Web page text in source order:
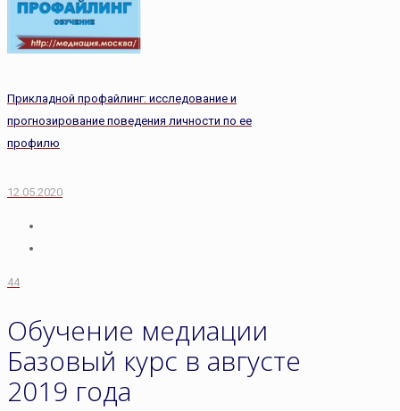
Прикладной профайлинг: исследование и
прогнозирование поведения личности по ее
профилю
12.05.2020
44
Обучение медиации
Базовый курс в августе
2019 года